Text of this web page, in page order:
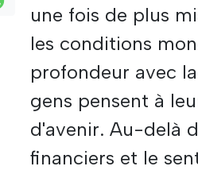
une fois de plus
les conditions
profondeur avec
gens pensent à
d'avenir. Au-delà
financiers et le